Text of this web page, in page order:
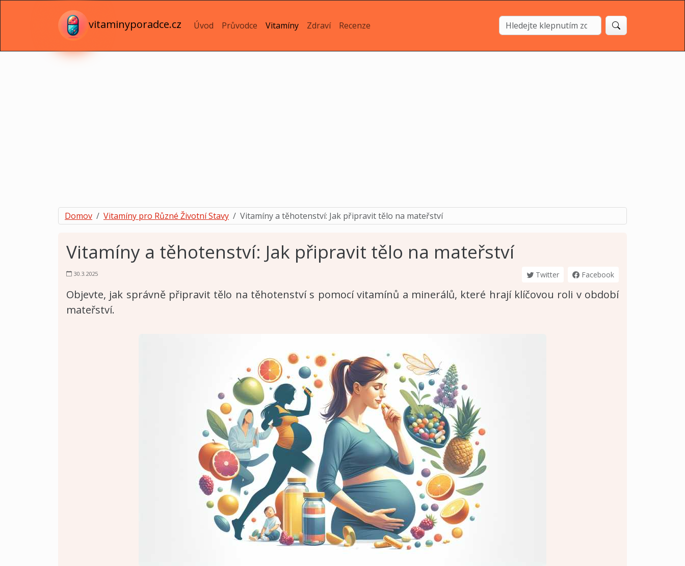
vitaminyporadce.cz Úvod Průvodce Vitamíny Zdraví Recenze
Domov Vitamíny pro Různé Životní Stavy Vitamíny a těhotenství: Jak připravit tělo na mateřství
Vitamíny a těhotenství: Jak připravit tělo na mateřství
30.3.2025 Twitter Facebook
Objevte, jak správně připravit tělo na těhotenství s pomocí vitamínů a minerálů, které hrají klíčovou roli v období
mateřství.